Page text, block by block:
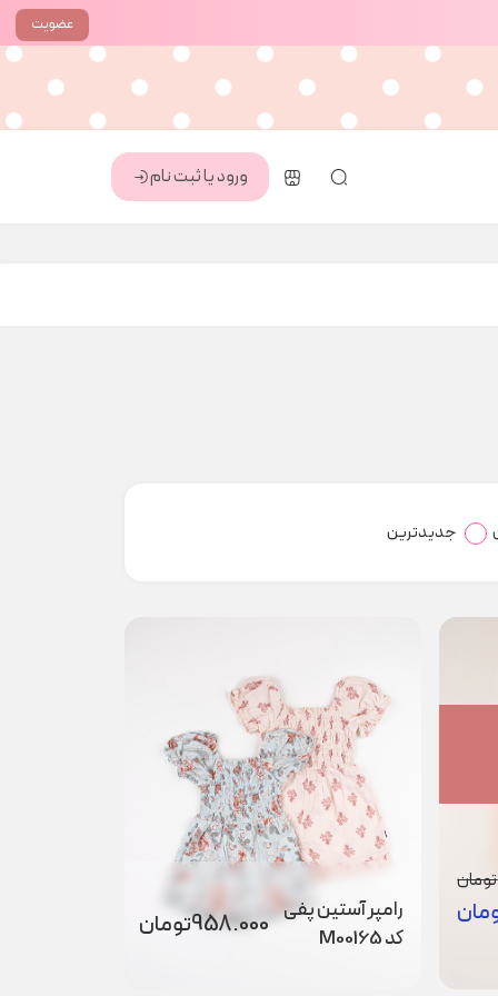
عضویت
ورود یا ثبت نام
جدیدترین
تومان
رامپر آستین پفی
کد M00165
958.000تومان